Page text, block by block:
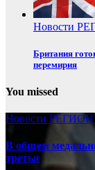
Новости
Британия
перемирия
You missed
Новости
В общем
третья